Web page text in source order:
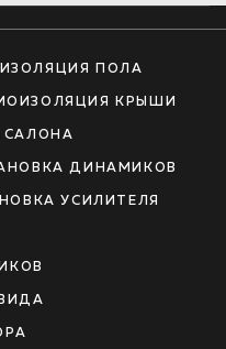
ПОЛА
КРЫШИ
САЛОНА
ДИНАМИКОВ
УСИЛИТЕЛЯ